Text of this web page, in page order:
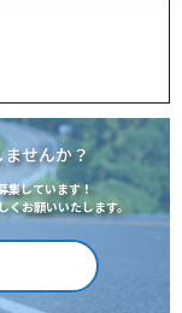
せんか？
集しています！
お願いいたします。